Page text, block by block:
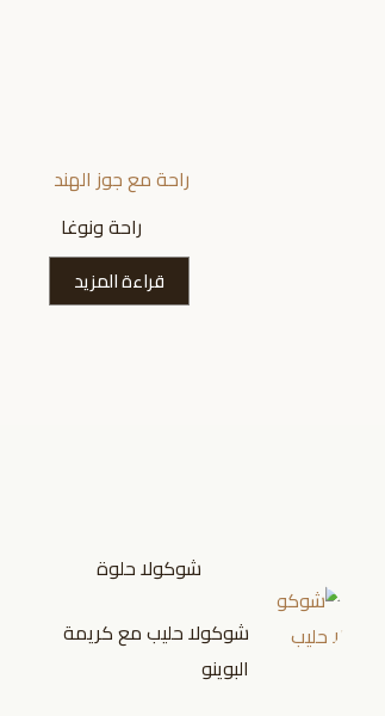
راحة مع جوز الهند
راحة ونوغا
قراءة المزيد
شوكولا حلوة
شوكولا حليب مع كريمة
البوينو